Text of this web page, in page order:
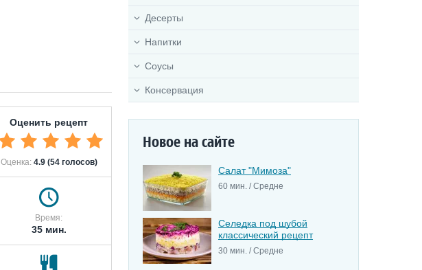
Оценить рецепт
Оценка: 4.9 (54 голосов)
Время:
35 мин.
Десерты
Напитки
Соусы
Консервация
Новое на сайте
Салат "Мимоза"
60 мин. / Средне
Селедка под шубой
классический рецепт
30 мин. / Средне